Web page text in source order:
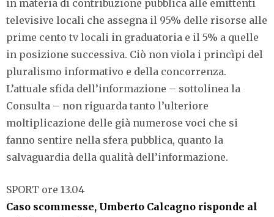
in materia di contribuzione pubblica alle emittenti
televisive locali che assegna il 95% delle risorse alle
prime cento tv locali in graduatoria e il 5% a quelle
in posizione successiva. Ciò non viola i princìpi del
pluralismo informativo e della concorrenza.
L’attuale sfida dell’informazione – sottolinea la
Consulta – non riguarda tanto l’ulteriore
moltiplicazione delle già numerose voci che si
fanno sentire nella sfera pubblica, quanto la
salvaguardia della qualità dell’informazione.
SPORT ore 13.04
Caso scommesse, Umberto Calcagno risponde al